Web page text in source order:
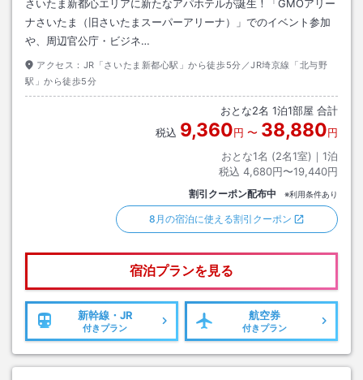
さいたま新都心エリアに新たなアパホテルが誕生！「GMOアリー
ナさいたま（旧さいたまスーパーアリーナ）」でのイベント参加
や、周辺官公庁・ビジネ…
アクセス： JR「さいたま新都心駅」から徒歩5分／JR埼京線「北与野
駅」から徒歩5分
おとな2名 1泊1部屋 合計
税込 9,360円 〜 38,880円
おとな1名 (2名1室)｜ 1泊
税込 4,680円〜19,440円
割引クーポン配布中 ※利用条件あり
8月の宿泊に使える割引クーポン
宿泊プランを見る
新幹線・JR
付きプラン
航空券
付きプラン